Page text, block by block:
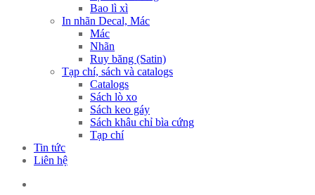
Bao lì xì
In nhãn Decal, Mác
Mác
Nhãn
Ruy băng (Satin)
Tạp chí, sách và catalogs
Catalogs
Sách lò xo
Sách keo gáy
Sách khâu chỉ bìa cứng
Tạp chí
Tin tức
Liên hệ